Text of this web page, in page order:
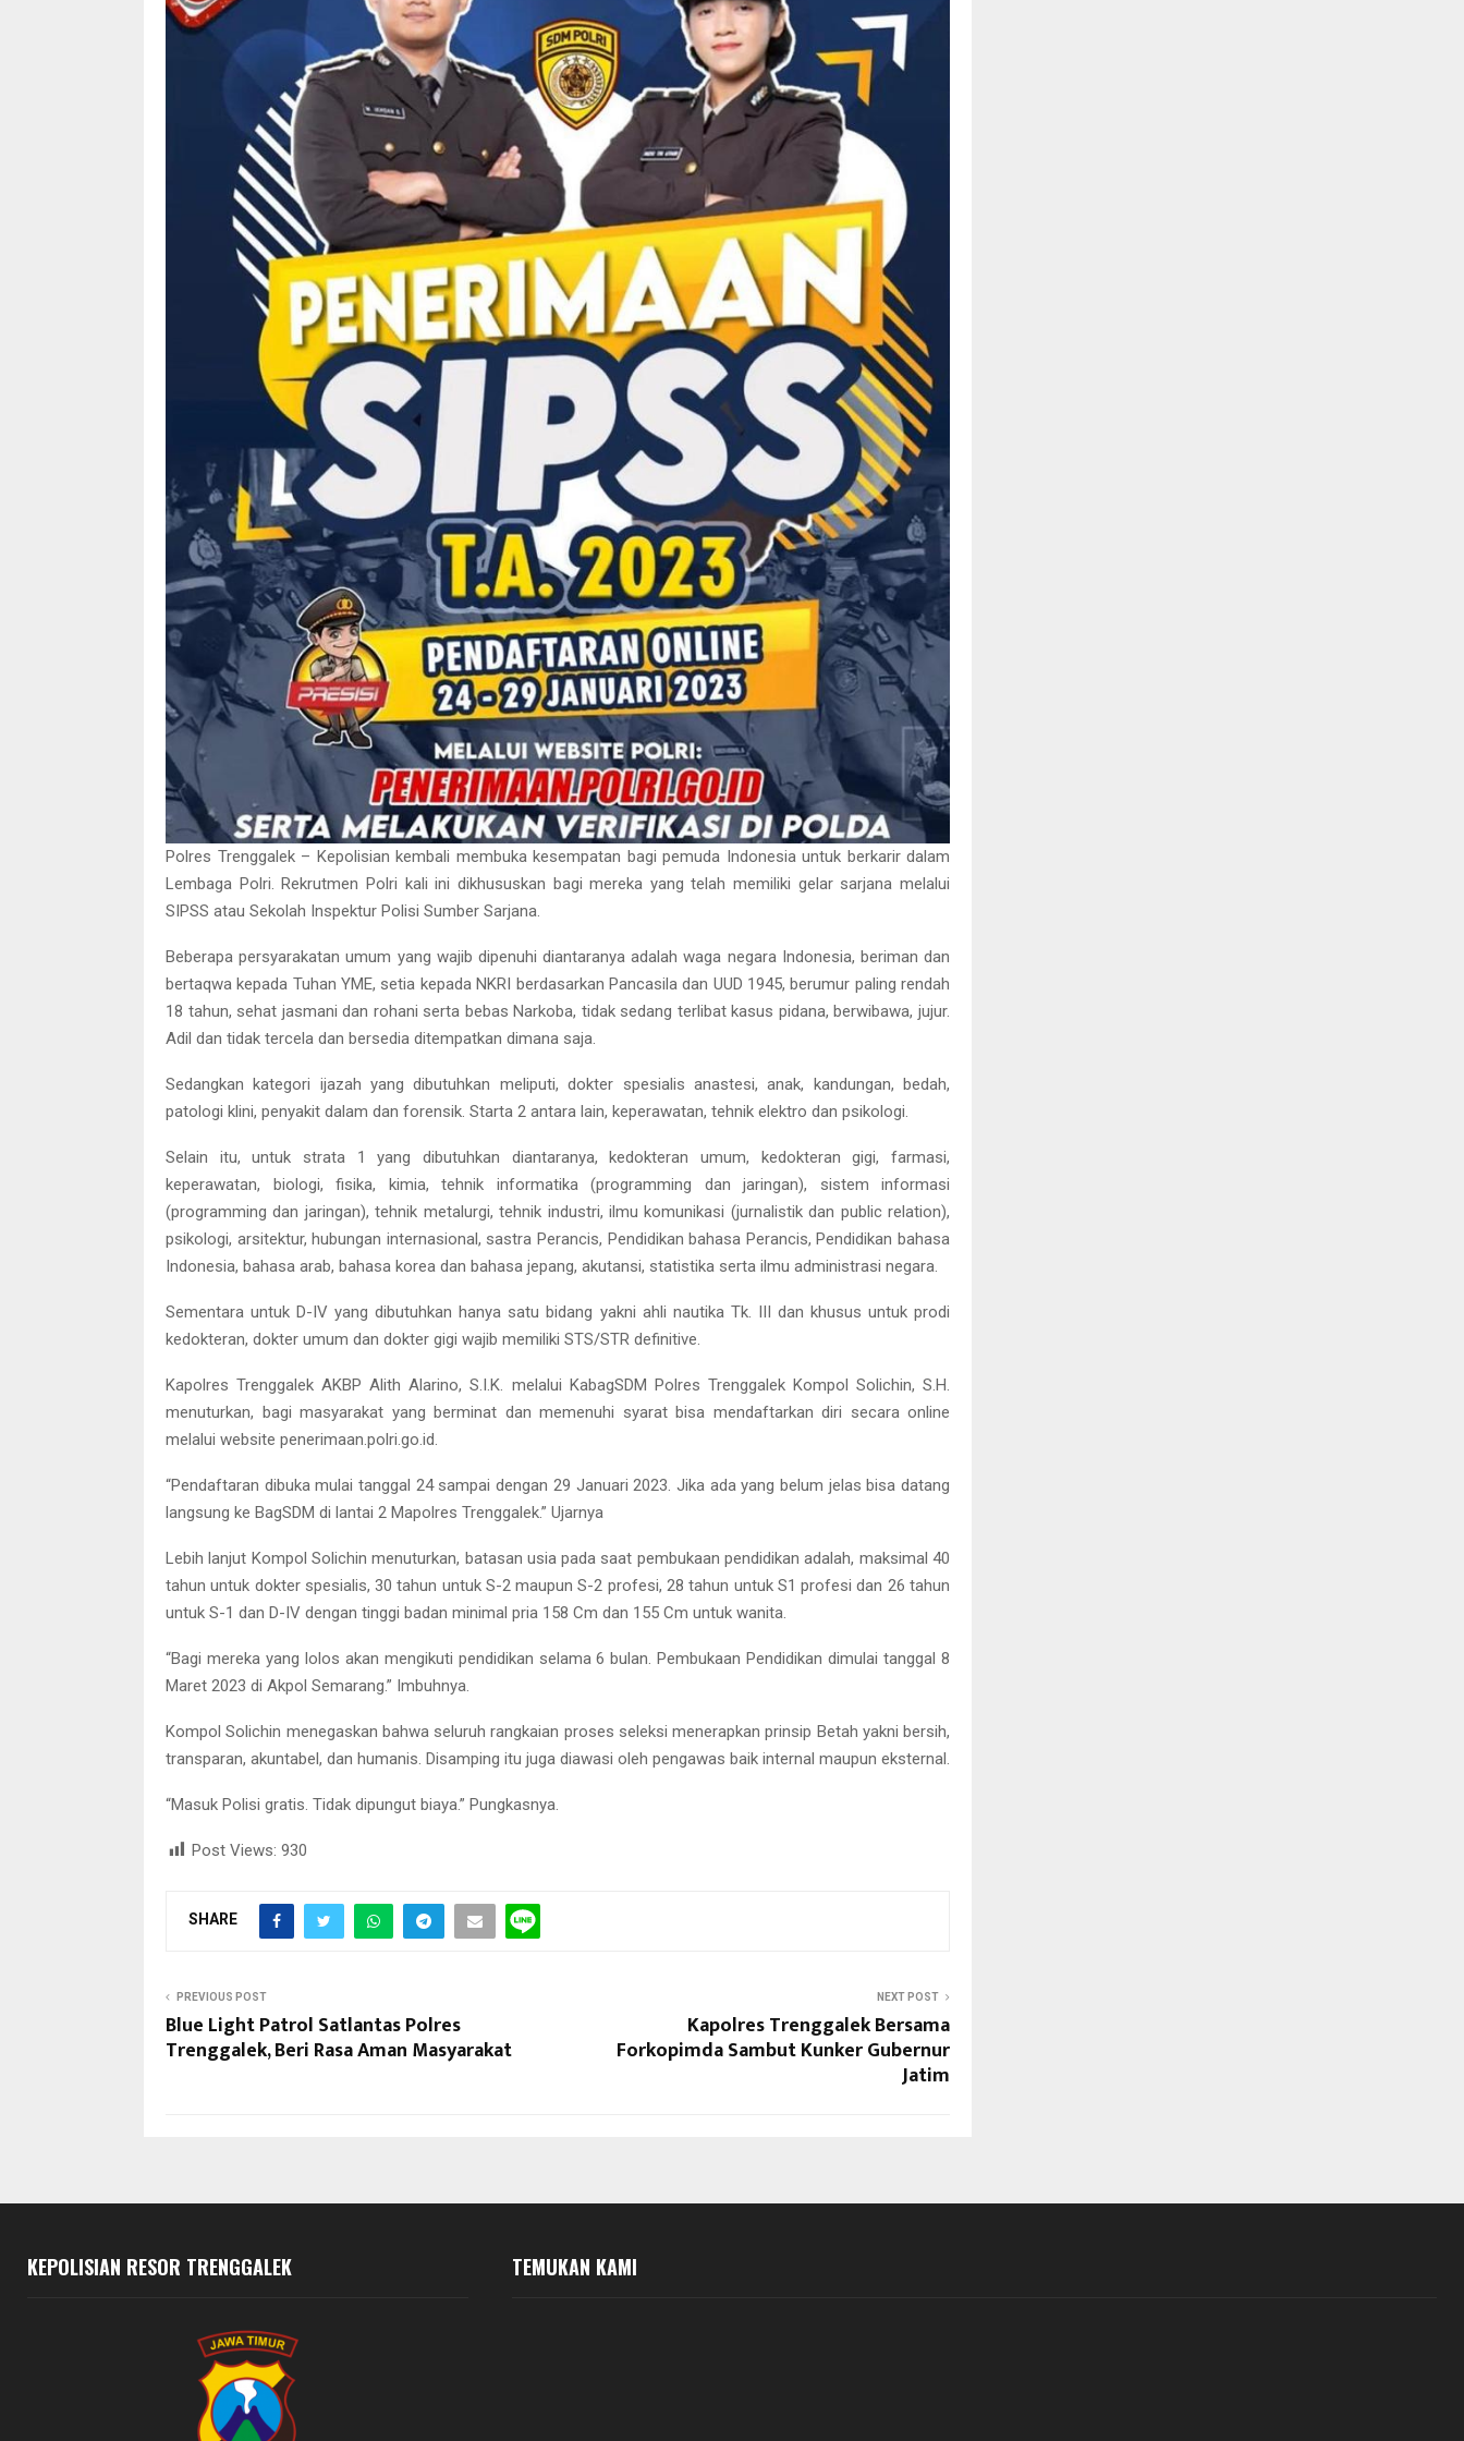
Polres Trenggalek – Kepolisian kembali membuka kesempatan bagi pemuda Indonesia untuk berkarir dalam
Lembaga Polri. Rekrutmen Polri kali ini dikhususkan bagi mereka yang telah memiliki gelar sarjana melalui
SIPSS atau Sekolah Inspektur Polisi Sumber Sarjana.
Beberapa persyarakatan umum yang wajib dipenuhi diantaranya adalah waga negara Indonesia, beriman dan
bertaqwa kepada Tuhan YME, setia kepada NKRI berdasarkan Pancasila dan UUD 1945, berumur paling rendah
18 tahun, sehat jasmani dan rohani serta bebas Narkoba, tidak sedang terlibat kasus pidana, berwibawa, jujur.
Adil dan tidak tercela dan bersedia ditempatkan dimana saja.
Sedangkan kategori ijazah yang dibutuhkan meliputi, dokter spesialis anastesi, anak, kandungan, bedah,
patologi klini, penyakit dalam dan forensik. Starta 2 antara lain, keperawatan, tehnik elektro dan psikologi.
Selain itu, untuk strata 1 yang dibutuhkan diantaranya, kedokteran umum, kedokteran gigi, farmasi,
keperawatan, biologi, fisika, kimia, tehnik informatika (programming dan jaringan), sistem informasi
(programming dan jaringan), tehnik metalurgi, tehnik industri, ilmu komunikasi (jurnalistik dan public relation),
psikologi, arsitektur, hubungan internasional, sastra Perancis, Pendidikan bahasa Perancis, Pendidikan bahasa
Indonesia, bahasa arab, bahasa korea dan bahasa jepang, akutansi, statistika serta ilmu administrasi negara.
Sementara untuk D-IV yang dibutuhkan hanya satu bidang yakni ahli nautika Tk. III dan khusus untuk prodi
kedokteran, dokter umum dan dokter gigi wajib memiliki STS/STR definitive.
Kapolres Trenggalek AKBP Alith Alarino, S.I.K. melalui KabagSDM Polres Trenggalek Kompol Solichin, S.H.
menuturkan, bagi masyarakat yang berminat dan memenuhi syarat bisa mendaftarkan diri secara online
melalui website penerimaan.polri.go.id.
“Pendaftaran dibuka mulai tanggal 24 sampai dengan 29 Januari 2023. Jika ada yang belum jelas bisa datang
langsung ke BagSDM di lantai 2 Mapolres Trenggalek.” Ujarnya
Lebih lanjut Kompol Solichin menuturkan, batasan usia pada saat pembukaan pendidikan adalah, maksimal 40
tahun untuk dokter spesialis, 30 tahun untuk S-2 maupun S-2 profesi, 28 tahun untuk S1 profesi dan 26 tahun
untuk S-1 dan D-IV dengan tinggi badan minimal pria 158 Cm dan 155 Cm untuk wanita.
“Bagi mereka yang lolos akan mengikuti pendidikan selama 6 bulan. Pembukaan Pendidikan dimulai tanggal 8
Maret 2023 di Akpol Semarang.” Imbuhnya.
Kompol Solichin menegaskan bahwa seluruh rangkaian proses seleksi menerapkan prinsip Betah yakni bersih,
transparan, akuntabel, dan humanis. Disamping itu juga diawasi oleh pengawas baik internal maupun eksternal.
“Masuk Polisi gratis. Tidak dipungut biaya.” Pungkasnya.
Post Views: 930
SHARE
PREVIOUS POST
Blue Light Patrol Satlantas Polres
Trenggalek, Beri Rasa Aman Masyarakat
NEXT POST
Kapolres Trenggalek Bersama
Forkopimda Sambut Kunker Gubernur
Jatim
KEPOLISIAN RESOR TRENGGALEK TEMUKAN KAMI